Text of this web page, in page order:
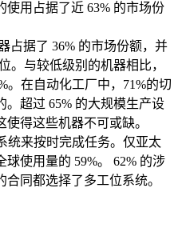
使用占据了近 63% 的市场份
占据了 36% 的市场份额，并
。与较低级别的机器相比，
。在自动化工厂中，71%的切
。超过 65% 的大规模生产设
得这些机器不可或缺。
统来按时完成任务。仅亚太
使用量的 59%。 62% 的涉
同都选择了多工位系统。